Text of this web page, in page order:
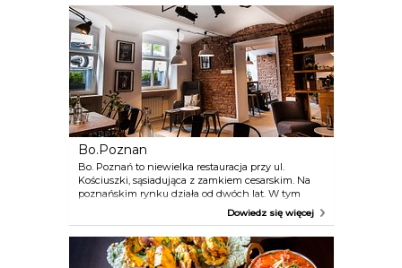
smakowych i do wystroju miejsca, co powoduje, że
zarówno w przestrzeni jak i w menu jest na czym
zawiesić oko. Ptasie Radio to jedno z lepszych w
Poznaniu miejsc na śniadania, serwowane przez
cały dzień, bo któż wie kiedy kto ma swój poranek.
Bo.Poznan
Bo. Poznań to niewielka restauracja przy ul.
Kościuszki, sąsiadująca z zamkiem cesarskim. Na
poznańskim rynku działa od dwóch lat. W tym
czasie okrzepła, dojrzała i ustabilizowała ofertę. Ma
także grono wiernych gości, którzy chętnie do Bo.
wracają. Nieszablonowa oferta doskonałych
śniadań i długie godziny otwarcia to mocne punkty
tego miejsca.
Dowiedz się więcej